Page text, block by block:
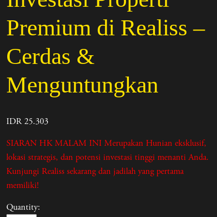
Premium di Realiss –
Cerdas &
Menguntungkan
IDR 25.303
SIARAN HK MALAM INI Merupakan Hunian eksklusif,
lokasi strategis, dan potensi investasi tinggi menanti Anda.
Kunjungi Realiss sekarang dan jadilah yang pertama
memiliki!
Quantity: